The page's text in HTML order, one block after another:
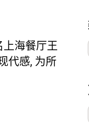
上海餐厅王
代感, 为所